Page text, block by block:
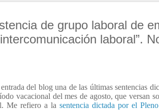
de grupo laboral de
laboral”.
del blog una de las últimas sentencias
vacacional del mes de agosto, que versan
Me refiero a la sentencia dictada por el